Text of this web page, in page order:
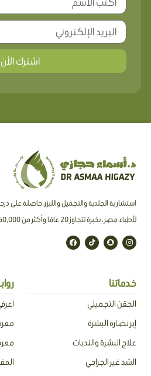
اشترك الأن
استشارية الجلدية والتجميل والليزر، حاصلة على
لأطباء مصر ، بخبرة تتجاوز 20 عامًا وأكثر من 150,000 حالة معالجة.
I
n
s
a
S
n
a
a
t
T
i
k
F
a
c
خدماتنا
الحقن التجميلي
إبر نضارة البشرة
علاج البشرة والندبات
الشد غير الجراحي